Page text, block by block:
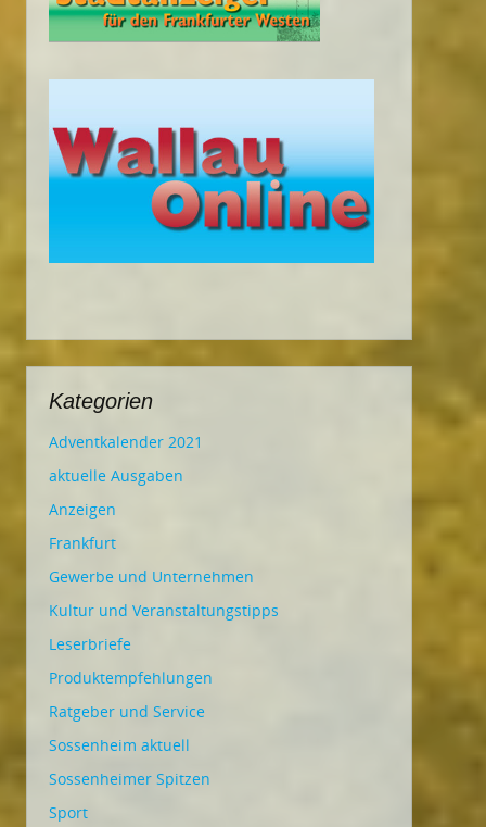
Kategorien
Adventkalender 2021
aktuelle Ausgaben
Anzeigen
Frankfurt
Gewerbe und Unternehmen
Kultur und Veranstaltungstipps
Leserbriefe
Produktempfehlungen
Ratgeber und Service
Sossenheim aktuell
Sossenheimer Spitzen
Sport